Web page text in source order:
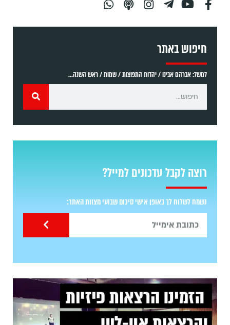
חיפוש באתר
למשל: אברהם אבינו / יהדות התפוצות / שמות / ראש השנה...
רוצה לקבל עדכונים למייל?
נשמח לשלוח לך באופן אישי סיכום שבועי מצוות האתר: